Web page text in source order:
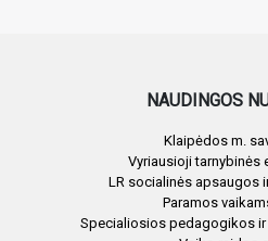
NAUDINGOS
Klaipėdos m.
Vyriausioji tarnybinės
LR socialinės apsaugos
Paramos
Specialiosios pedagogikos